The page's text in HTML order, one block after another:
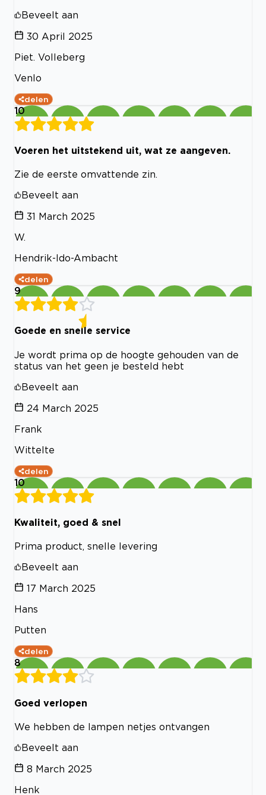
Beveelt aan
30 April 2025
Piet. Volleberg
Venlo
delen
10
Voeren het uitstekend uit, wat ze aangeven.
Zie de eerste omvattende zin.
Beveelt aan
31 March 2025
W.
Hendrik-Ido-Ambacht
delen
9
Goede en snelle service
Je wordt prima op de hoogte gehouden van de
status van het geen je besteld hebt
Beveelt aan
24 March 2025
Frank
Wittelte
delen
10
Kwaliteit, goed & snel
Prima product, snelle levering
Beveelt aan
17 March 2025
Hans
Putten
delen
8
Goed verlopen
We hebben de lampen netjes ontvangen
Beveelt aan
8 March 2025
Henk